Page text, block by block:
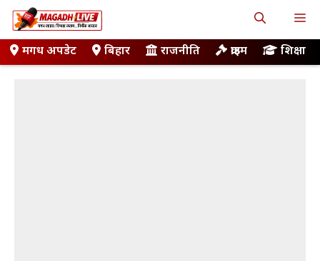
Skip
to
contentमगध अपडेट बिहार राजनीति क्राइम शिक्षा